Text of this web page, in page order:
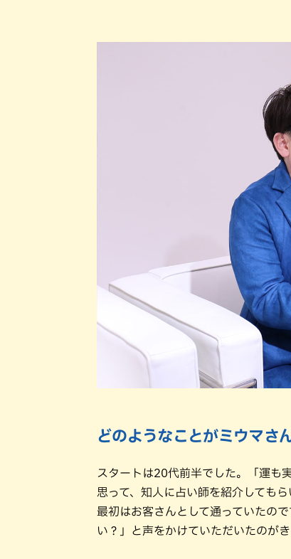
どのようなことがミウマさ
スタートは20代前半でした。「運も
思って、知人に占い師を紹介しても
最初はお客さんとして通っていたの
い？」と声をかけていただいたのがき